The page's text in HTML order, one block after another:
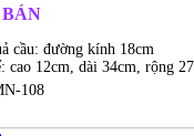
cầu: đường kính 18cm
cao 12cm, dài 34cm, rộng
108